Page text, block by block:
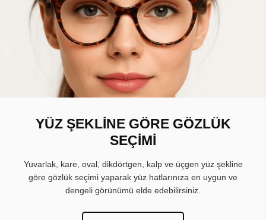
YÜZ ŞEKLİNE GÖRE GÖZLÜK
SEÇİMİ
Yuvarlak, kare, oval, dikdörtgen, kalp ve üçgen yüz şekline
göre gözlük seçimi yaparak yüz hatlarınıza en uygun ve
dengeli görünümü elde edebilirsiniz.